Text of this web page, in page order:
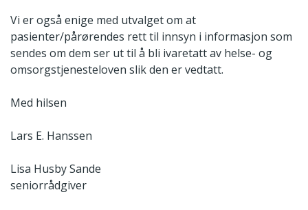
Vi er også enige med utvalget om at
pasienter/pårørendes rett til innsyn i informasjon som
sendes om dem ser ut til å bli ivaretatt av helse- og
omsorgstjenesteloven slik den er vedtatt.
Med hilsen
Lars E. Hanssen
Lisa Husby Sande
seniorrådgiver